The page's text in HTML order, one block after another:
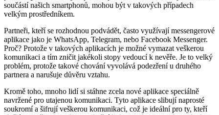
součástí našich smartphonů, mohou být v takových případech
velkým prostředníkem.
Partneři, kteří se rozhodnou podvádět, často využívají messengerové
aplikace jako je WhatsApp, Telegram, nebo Facebook Messenger.
Proč? Protože v takových aplikacích je možné vymazat veškerou
komunikaci a tím zničit jakékoli stopy vedoucí k nevěře. Je to velký
problém, protože takové chování vyvolává podezření u druhého
partnera a narušuje důvěru vztahu.
Kromě toho, mnoho lidí si stáhne zcela nové aplikace speciálně
navržené pro utajenou komunikaci. Tyto aplikace slibují naprosté
soukromí a šifrují veškerou komunikaci, což je ideální pro ty, kteří